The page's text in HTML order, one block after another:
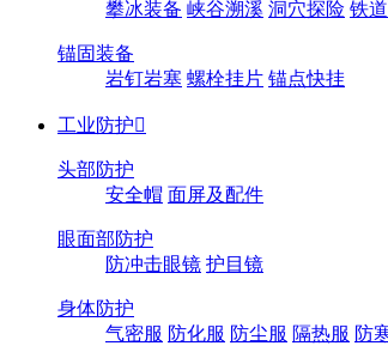
攀冰装备 峡谷溯溪 洞穴探险 铁
锚固装备
岩钉岩塞 螺栓挂片 锚点快挂
工业防护
头部防护
安全帽 面屏及配件
眼面部防护
防冲击眼镜 护目镜
身体防护
气密服 防化服 防尘服 隔热服 防